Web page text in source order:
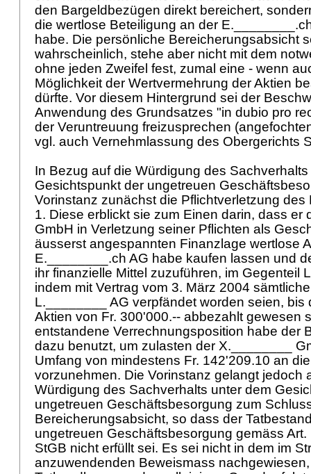
den Bargeldbezügen direkt bereichert,
die wertlose Beteiligung an der
habe. Die persönliche Bereicherungsabsicht
wahrscheinlich, stehe aber nicht mit dem
ohne jeden Zweifel fest, zumal eine - wenn
Möglichkeit der Wertvermehrung der Aktien
dürfte. Vor diesem Hintergrund sei der
Anwendung des Grundsatzes "in dubio pro
der Veruntreuung freizusprechen
vgl. auch Vernehmlassung des Obergerichts
In Bezug auf die Würdigung des
Gesichtspunkt der ungetreuen
Vorinstanz zunächst die Pflichtverletzung
1. Diese erblickt sie zum Einen darin, dass er
GmbH in Verletzung seiner Pflichten als
äusserst angespannten Finanzlage wertlose
E.________.ch AG habe kaufen lassen und
ihr finanzielle Mittel zuzuführen, im Gegenteil
indem mit Vertrag vom 3. März 2004
L.________ AG verpfändet worden seien, bis
Aktien von Fr. 300'000.-- abbezahlt gewesen
entstandene Verrechnungsposition habe der
dazu benutzt, um zulasten der X.________
Umfang von mindestens Fr. 142'209.10 an
vorzunehmen. Die Vorinstanz gelangt jedoch
Würdigung des Sachverhalts unter dem
ungetreuen Geschäftsbesorgung zum
Bereicherungsabsicht, so dass der
ungetreuen Geschäftsbesorgung gemäss Art.
StGB nicht erfüllt sei. Es sei nicht in dem im
anzuwendenden Beweismass